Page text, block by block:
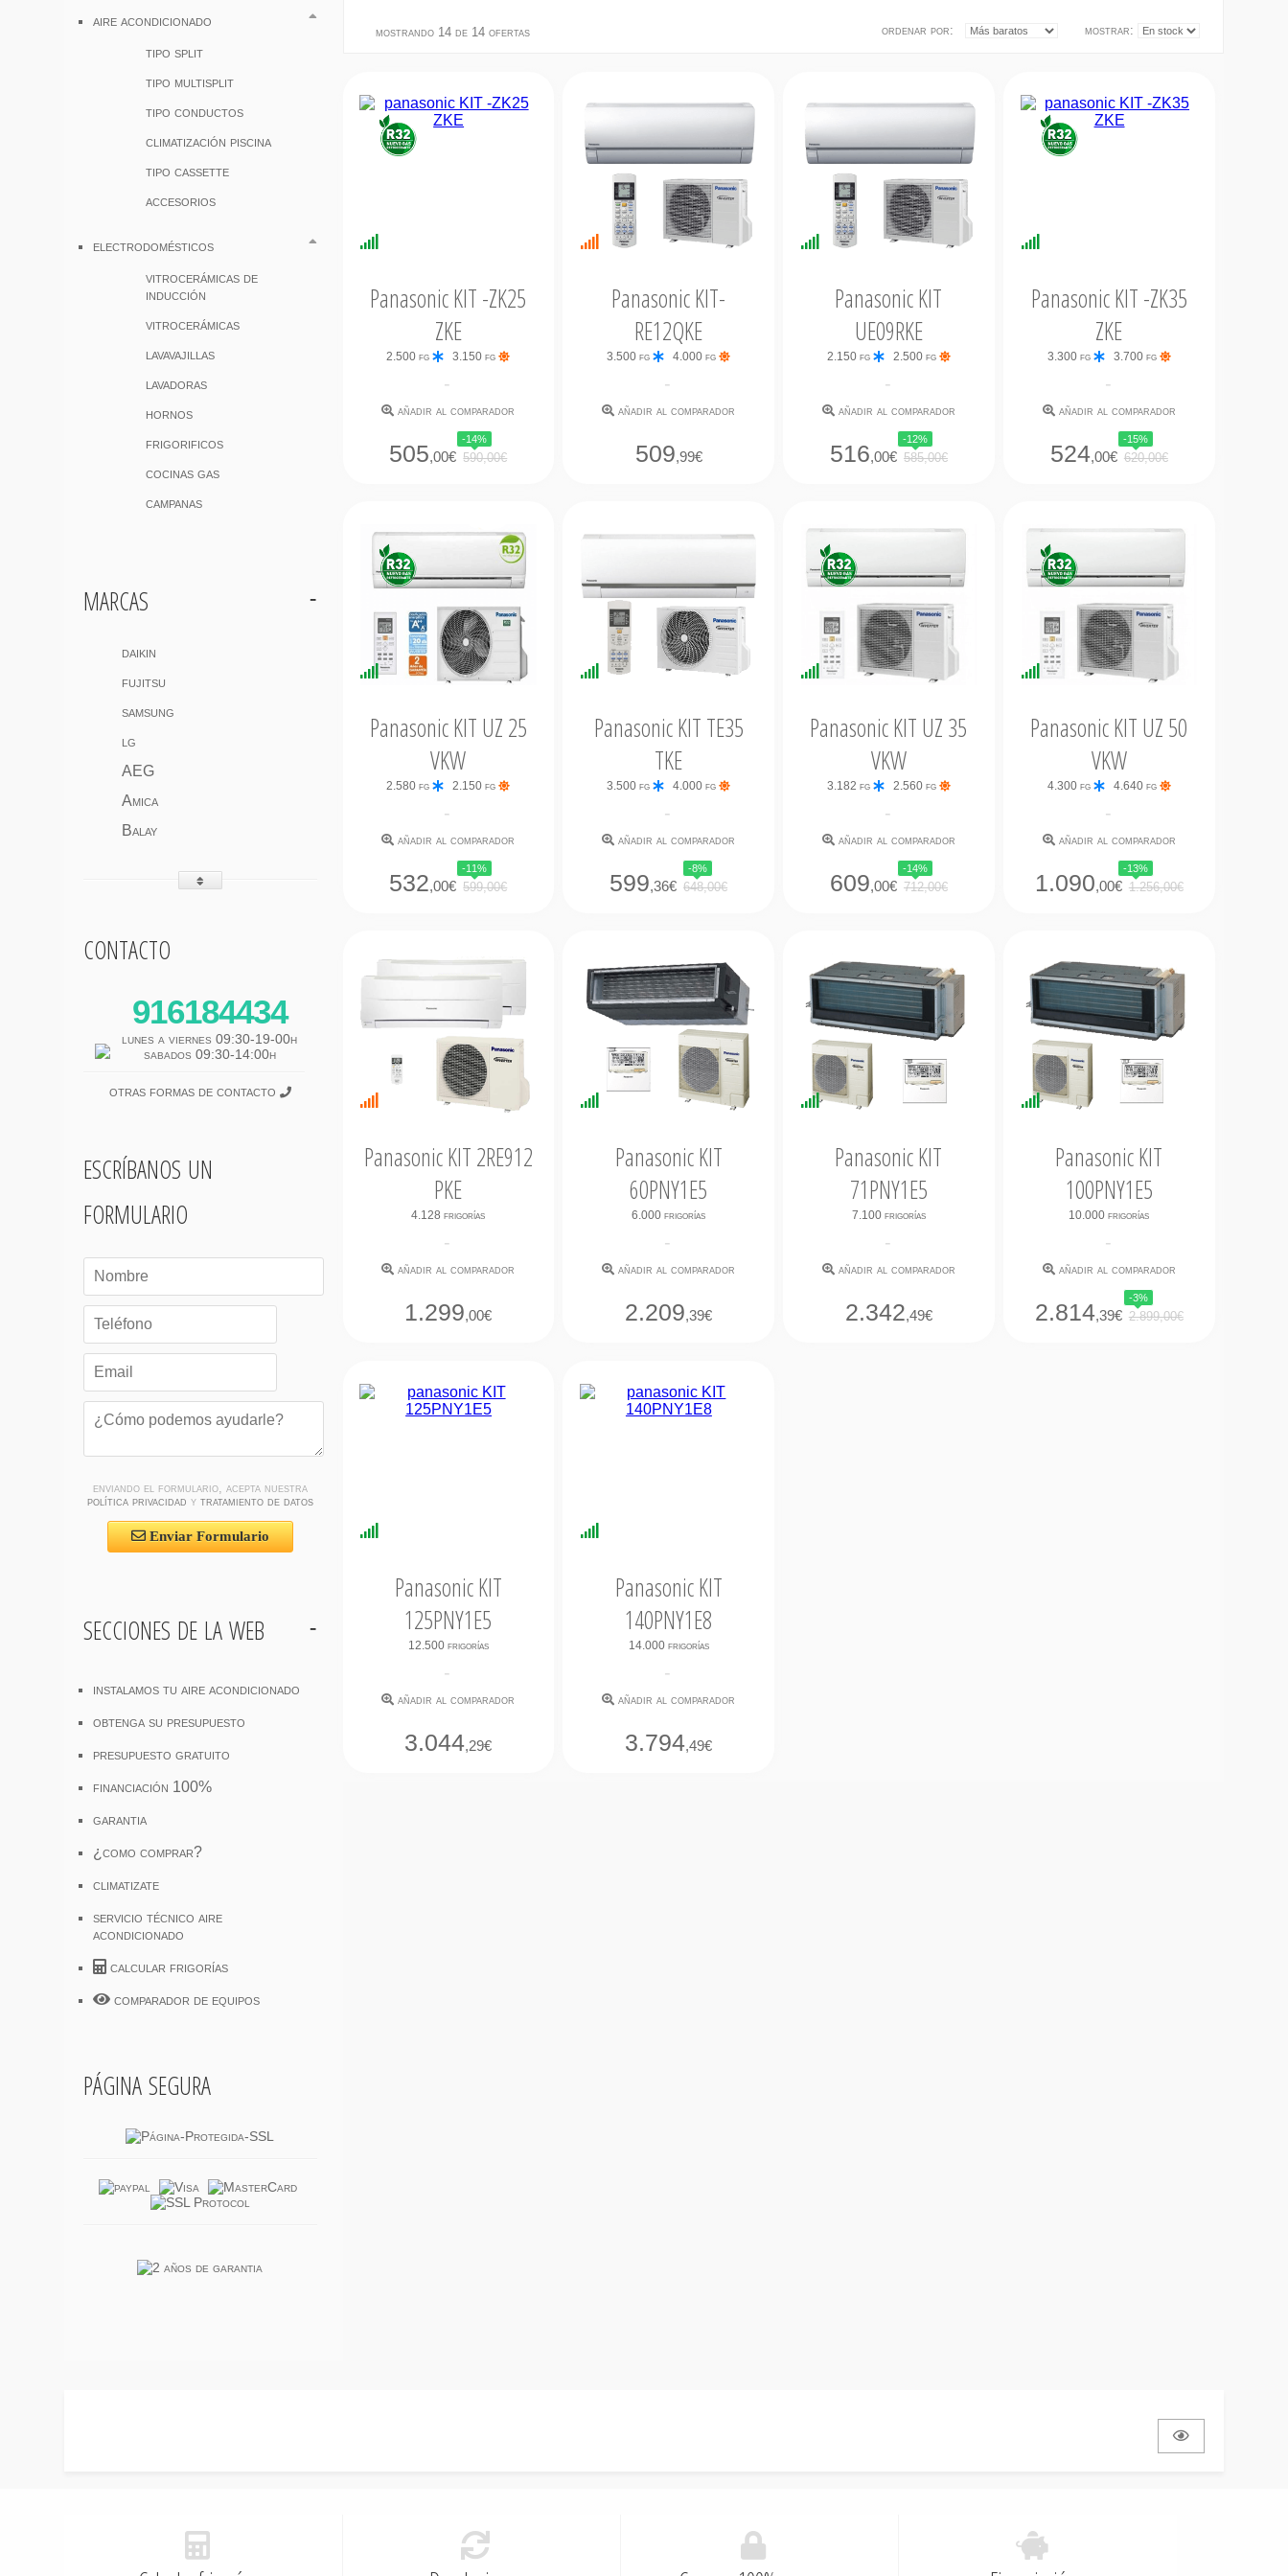
aire acondicionado
tipo split
tipo multisplit
tipo conductos
climatización piscina
tipo cassette
accesorios
electrodomésticos
vitrocerámicas de
inducción
vitrocerámicas
lavavajillas
lavadoras
hornos
frigorificos
cocinas gas
campanas
marcas
daikin
fujitsu
samsung
lg
AEG
Amica
Balay
contacto
916184434
lunes a viernes 09:30-19-00h
sabados 09:30-14:00h
otras formas de contacto
escríbanos un
formulario
enviando el formulario, acepta nuestra
política privacidad y tratamiento de datos
Enviar Formulario
secciones de la web
instalamos tu aire acondicionado
obtenga su presupuesto
presupuesto gratuito
financiación 100%
garantia
¿como comprar?
climatizate
servicio técnico aire
acondicionado
calcular frigorías
comparador de equipos
página segura
mostrando 14 de 14 ofertas ordenar por: mostrar:
Panasonic KIT -ZK25
ZKE
2.500 fg 3.150 fg
-
añadir al comparador
505,00€
-14%
590,00€
Últimas
Panasonic KIT-
RE12QKE
3.500 fg 4.000 fg
-
añadir al comparador
509,99€
Disponibilidad
Panasonic KIT
UE09RKE
2.150 fg 2.500 fg
-
añadir al comparador
516,00€
-12%
585,00€
Panasonic KIT -ZK35
ZKE
3.300 fg 3.700 fg
-
añadir al comparador
524,00€
-15%
620,00€
Disponibilidad
Panasonic KIT UZ 25
VKW
2.580 fg 2.150 fg
-
añadir al comparador
532,00€
-11%
599,00€
Disponibilidad
Panasonic KIT TE35
TKE
3.500 fg 4.000 fg
-
añadir al comparador
599,36€
-8%
648,00€
Disponibilidad
Panasonic KIT UZ 35
VKW
3.182 fg 2.560 fg
-
añadir al comparador
609,00€
-14%
712,00€
Disponibilidad
Panasonic KIT UZ 50
VKW
4.300 fg 4.640 fg
-
añadir al comparador
1.090,00€
-13%
1.256,00€
Panasonic KIT 2RE912
PKE
4.128 frigorías
-
añadir al comparador
1.299,00€
Disponibilidad
Panasonic KIT
60PNY1E5
6.000 frigorías
-
añadir al comparador
2.209,39€
Disponibilidad
Panasonic KIT
71PNY1E5
7.100 frigorías
-
añadir al comparador
2.342,49€
Disponibilidad
Panasonic KIT
100PNY1E5
10.000 frigorías
-
añadir al comparador
2.814,39€
-3%
2.899,00€
Panasonic KIT
125PNY1E5
12.500 frigorías
-
añadir al comparador
3.044,29€
Panasonic KIT
140PNY1E8
14.000 frigorías
-
añadir al comparador
3.794,49€